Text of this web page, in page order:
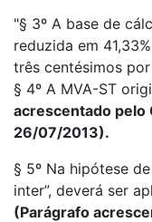
"§ 3º A base de
reduzida em
três centésimos
§ 4º A MVA-ST
acrescentado pelo
26/07/2013).
§ 5º Na hipótese de
inter”, deverá ser
(Parágrafo